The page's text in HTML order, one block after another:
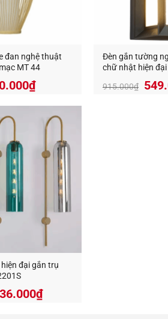
kế và cung cấp các loại đèn trang
Thạnh, Tp.Hồ Chí Minh
(zalo)
đan nghệ thuật
MT 44
₫Giá
hiện
tại
là:
390.000₫.
Đèn gắn tường
chữ nhật hiện đại
915.000₫
Giá
đại gắn trụ
₫